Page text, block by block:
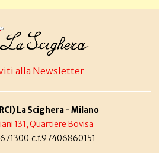
alla Newsletter
La Scighera - Milano
131, Quartiere Bovisa
c.f.97406860151